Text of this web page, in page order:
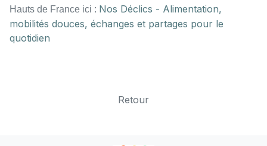
Hauts de France ici : Nos Déclics - Alimentation,
mobilités douces, échanges et partages pour le
quotidien
Retour